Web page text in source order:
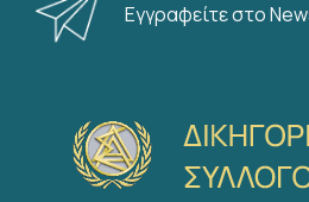
Εγγραφείτε στο